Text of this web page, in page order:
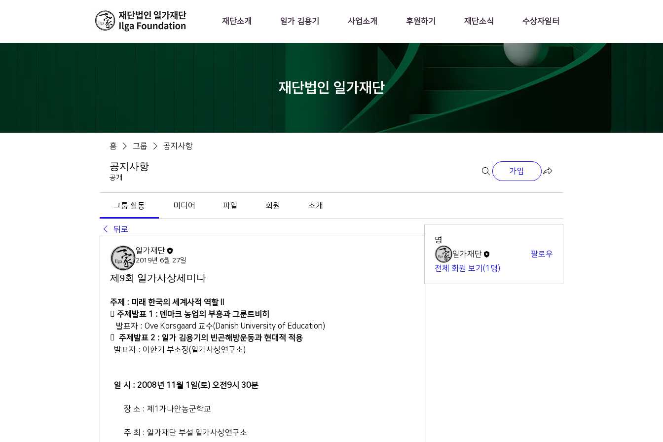
재단소개 일가 김용기 사업소개 후원하기 재단소식 수상자일터
재단법인 일가재단
홈 그룹 공지사항
공지사항
공개
가입
그룹 활동 미디어 파일 회원 소개
뒤로
일가재단
2019년 6월 27일
제9회 일가사상세미나
주제 : 미래 한국의 세계사적 역할Ⅱ
󰁵 주제발표 1 : 덴마크 농업의 부흥과 그룬트비히
발표자 : Ove Korsgaard 교수(Danish University of Education)
󰁵 주제발표 2 : 일가 김용기의 빈곤해방운동과 현대적 적용
발표자 : 이한기 부소장(일가사상연구소)
일 시 : 2008년 11월 1일(토) 오전9시 30분
장 소 : 제1가나안농군학교
주 최 : 일가재단 부설 일가사상연구소
명
일가재단
팔로우
전체 회원 보기(1명)